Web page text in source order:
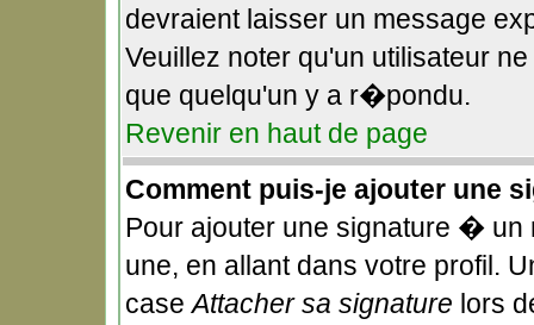
devraient laisser un message
Veuillez noter qu'un utilisateur
que quelqu'un y a r�pondu.
Revenir en haut de page
Comment puis-je ajouter une
Pour ajouter une signature �
une, en allant dans votre profil.
caseAttacher sa signature lors